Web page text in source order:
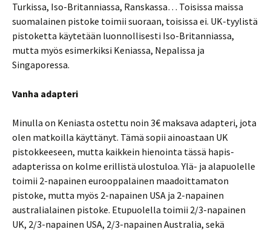
Turkissa, Iso-Britanniassa, Ranskassa… Toisissa maissa
suomalainen pistoke toimii suoraan, toisissa ei. UK-tyylistä
pistoketta käytetään luonnollisesti Iso-Britanniassa,
mutta myös esimerkiksi Keniassa, Nepalissa ja
Singaporessa.
Vanha adapteri
Minulla on Keniasta ostettu noin 3€ maksava adapteri, jota
olen matkoilla käyttänyt. Tämä sopii ainoastaan UK
pistokkeeseen, mutta kaikkein hienointa tässä hapis-
adapterissa on kolme erillistä ulostuloa. Ylä- ja alapuolelle
toimii 2-napainen eurooppalainen maadoittamaton
pistoke, mutta myös 2-napainen USA ja 2-napainen
australialainen pistoke. Etupuolella toimii 2/3-napainen
UK, 2/3-napainen USA, 2/3-napainen Australia, sekä